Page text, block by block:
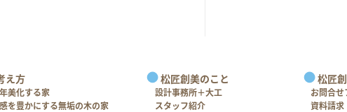
え方
美化する家
を豊かにする無垢の木の家
松匠創美のこと
設計事務所＋大工
スタッフ紹介
松匠
お問合せ
資料請求